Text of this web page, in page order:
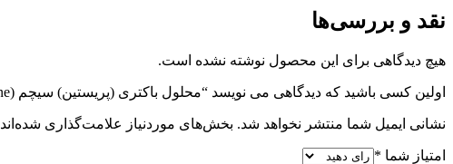
نقد و بررسی‌ها
هیچ دیدگاهی برای این محصول نوشته نشده است.
اولین کسی باشید که دیدگاهی می نویسد “محلول باکتری (پریستین) سیچم (seachem-pristine)”
نشانی ایمیل شما منتشر نخواهد شد. بخش‌های موردنیاز علامت‌گذاری شده‌اند
امتیاز شما *